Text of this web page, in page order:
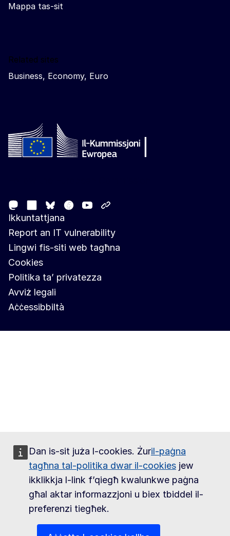
Dan is-sit juża l-cookies. Żuril-paġna
tagħna tal-politika dwar il-cookies jew
ikklikkja l-link f’qiegħ kwalunkwe paġna
għal aktar informazzjoni u biex tbiddel il-
preferenzi tiegħek.
Mappa tas-sit
Related sites
Business, Economy, Euro
MastodonLinkedIn
Bluesky
Facebook
Youtube
Ikkuntattjana
Report an IT vulnerability
Lingwi fis-siti web tagħna
Cookies
Politika ta’ privatezza
Avviż legali
Aċċessibbiltà